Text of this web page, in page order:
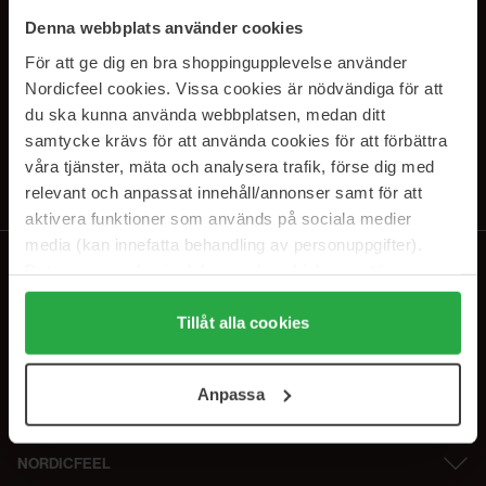
Denna webbplats använder cookies
För att ge dig en bra shoppingupplevelse använder
Nordicfeel cookies. Vissa cookies är nödvändiga för att
du ska kunna använda webbplatsen, medan ditt
samtycke krävs för att använda cookies för att förbättra
våra tjänster, mäta och analysera trafik, förse dig med
relevant och anpassat innehåll/annonser samt för att
aktivera funktioner som används på sociala medier
media (kan innefatta behandling av personuppgifter).
Genom att trycka på "Tillåt alla cookies" accepterar du
alla cookies, medan du under "Detaljer" kan anpassa
användningen av cookies. Du kan när som helst återkalla
samt vår Integritetspolicy.
Tillåt alla cookies
Anpassa
SUBSCRIBE TO OUR
NEWSLETTER
Sähköposti
Tilaamalla hyväksyttietosuojakäytäntömme. Peruuta tilaus milloin
NORDICFEEL